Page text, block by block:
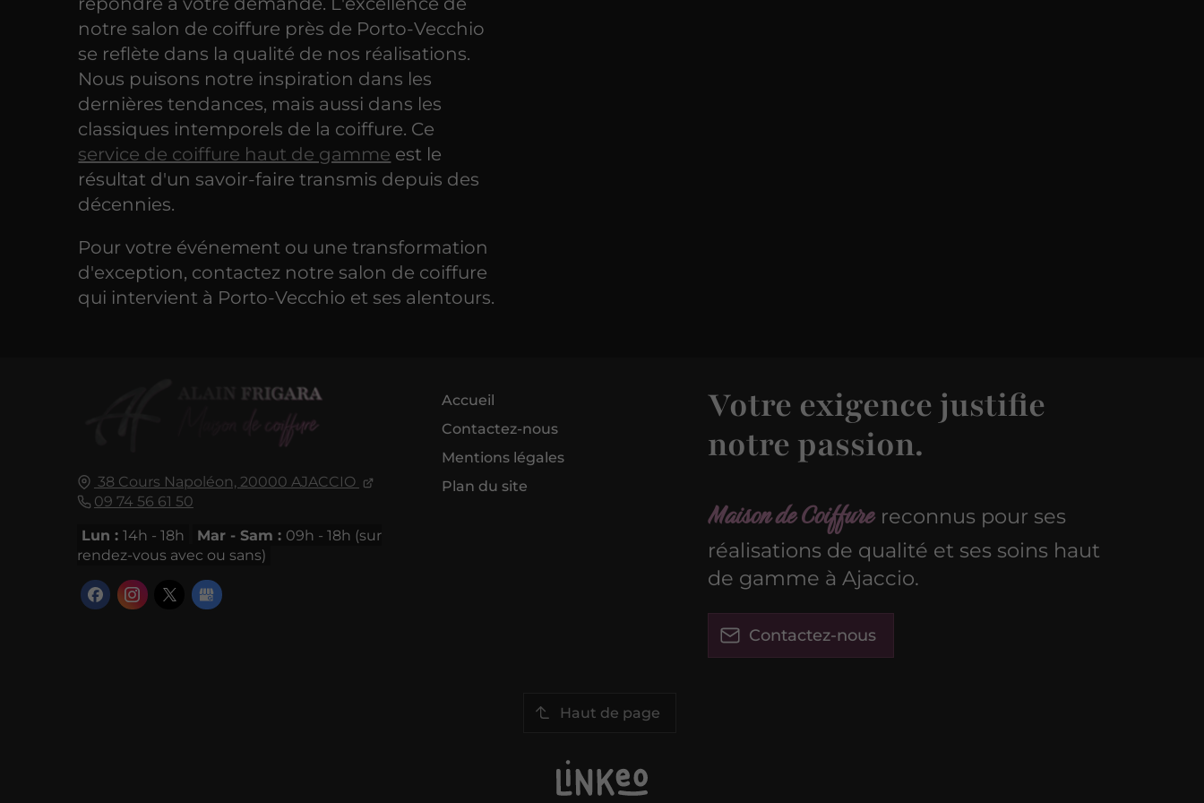
notre salon de coiffure près de Porto-Vecchio
se reflète dans la qualité de nos réalisations.
Nous puisons notre inspiration dans les
dernières tendances, mais aussi dans les
classiques intemporels de la coiffure. Ce
service de coiffure haut de gamme est le
résultat d'un savoir-faire transmis depuis des
décennies.
Pour votre événement ou une transformation
d'exception, contactez notre salon de coiffure
qui intervient à Porto-Vecchio et ses alentours.
38 Cours Napoléon, 20000 AJACCIO
09 74 56 61 50
Lun : 14h - 18h Mar - Sam : 09h - 18h (sur
rendez-vous avec ou sans)
Accueil
Contactez-nous
Mentions légales
Plan du site
Votre exigence justifie
notre passion.
Maison de Coiffure reconnus pour ses
réalisations de qualité et ses soins haut
de gamme à Ajaccio.
Contactez-nous
Haut de page